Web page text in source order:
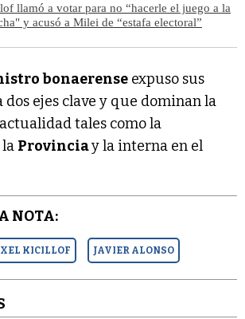
llamó a votar para no “hacerle el juego a la
y acusó a Milei de “estafa electoral”
bonaerense expuso sus
dos ejes clave y que dominan la
tales como la
Provinciay la interna en el
NOTA:
KICILLOF JAVIER ALONSO